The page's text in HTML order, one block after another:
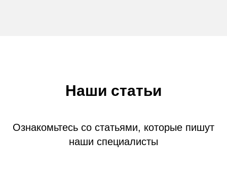
Наши статьи
Ознакомьтесь со статьями, которые пишут
наши специалисты